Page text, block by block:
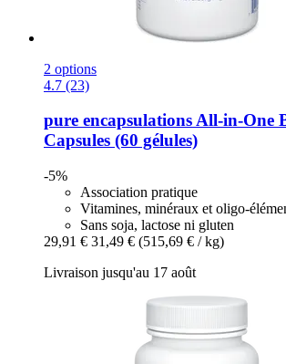
2 options
4.7 (23)
pure encapsulationsAll-​in-​One
Capsules (60 gélules)
-5%
Association pratique
Vitamines, minéraux et oligo-
Sans soja, lactose ni gluten
29,91 € 31,49 € (515,69 € / kg)
Livraison jusqu'au 17 août